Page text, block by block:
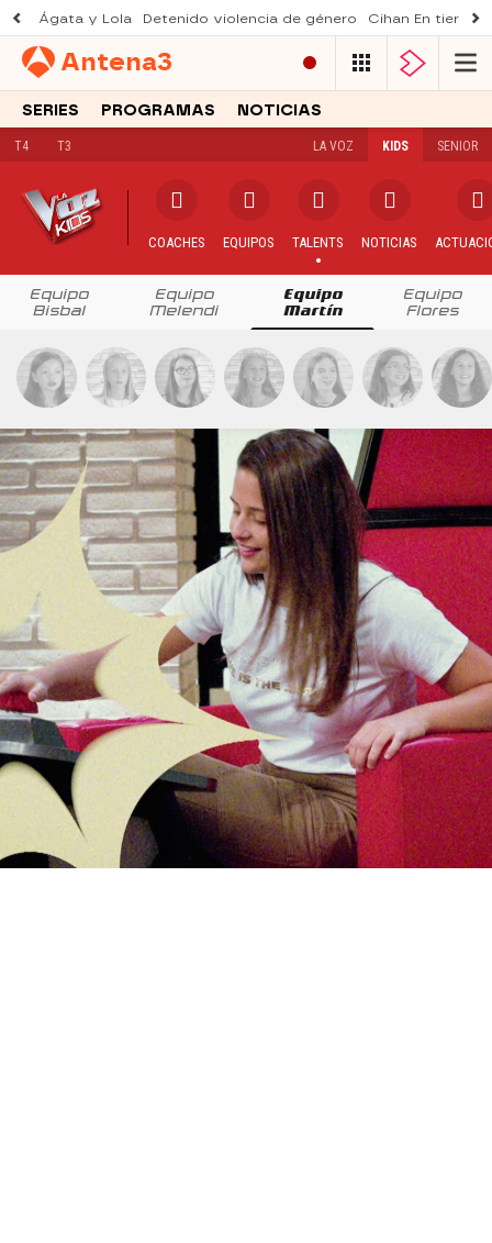
Ágata y Lola Detenido violencia de género Cihan En tierra
Antena3
SERIES PROGRAMAS NOTICIAS
T4 T3
TEMPORADA 2
SENIOR
KIDS
LA VOZ
COACHES EQUIPOS TALENTS NOTICIAS
Equipo
Bisbal
Equipo
Melendi
Equipo
Martín
Equipo
Flores